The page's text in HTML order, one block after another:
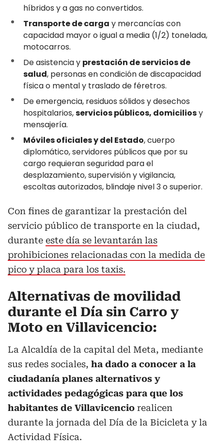
híbridos y a gas no convertidos.
Transporte de carga y mercancías con
capacidad mayor o igual a media (1/2) tonelada,
motocarros.
De asistencia y prestación de servicios de
salud, personas en condición de discapacidad
física o mental y traslado de féretros.
De emergencia, residuos sólidos y desechos
hospitalarios,servicios públicos, domiciliosy
mensajería.
Móviles oficiales y del Estado, cuerpo
diplomático, servidores públicos que por su
cargo requieran seguridad para el
desplazamiento, supervisión y vigilancia,
escoltas autorizados, blindaje nivel 3 o superior.
Con fines de garantizar la prestación del
servicio público de transporte en la ciudad,
durante este día se levantarán las
prohibiciones relacionadas con la medida de
pico y placa para los taxis.
Alternativas de movilidad
durante el Día sin Carro y
Moto en Villavicencio:
La Alcaldía de la capital del Meta, mediante
sus redes sociales, ha dado a conocer a la
ciudadanía planes alternativos y
actividades pedagógicas para que los
habitantes de Villavicencio realicen
durante la jornada del Día de la Bicicleta y la
Actividad Física.